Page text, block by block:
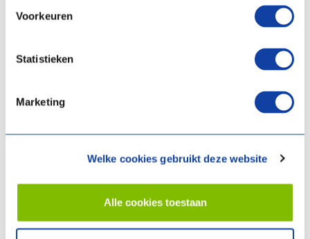
Voorkeuren
Statistieken
Marketing
Welke cookies gebruikt deze website
Alle cookies toestaan
Nom de famille
Numéro de téléphone